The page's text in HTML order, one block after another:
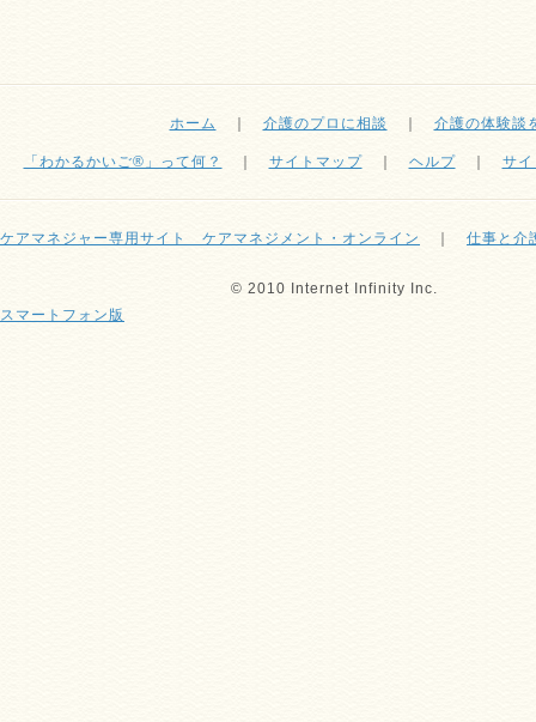
ホーム 介護のプロに相談 介護の体験談
「わかるかいご®」って何？ サイトマップ｜ ヘルプ｜ サ
ケアマネジャー専用サイト ケアマネジメント・オンライン 仕事と介
© 2010 Internet Infinity Inc.
スマートフォン版